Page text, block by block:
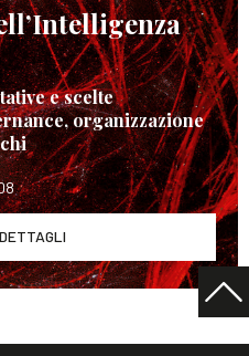
e scelte
organizzazione